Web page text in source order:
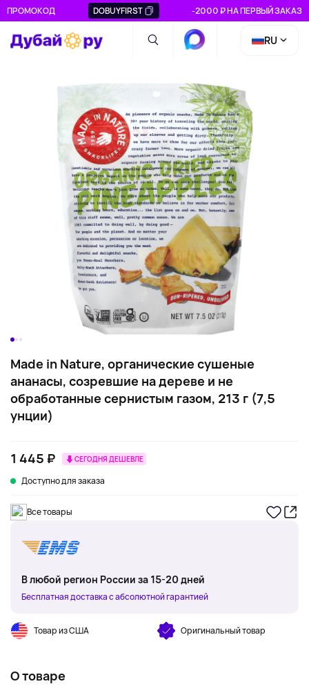
ПРОМОКОД DOBUYFIRST -2000 ₽ НА ПЕРВЫЙ ЗАКАЗ
RU
Made in Nature, органические сушеные
ананасы, созревшие на дереве и не
обработанные сернистым газом, 213 г (7,5
унции)
1 445 ₽ СЕГОДНЯ ДЕШЕВЛЕ
Доступно для заказа
Все товары
В любой регион России за 15-20 дней
Бесплатная доставка с абсолютной гарантией
Товар из США Оригинальный товар
О товаре